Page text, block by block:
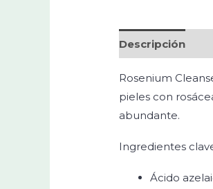
Descripción
Rosenium
pieles con
abundante.
Ingredientes
Ácido